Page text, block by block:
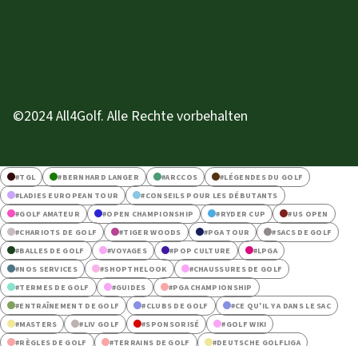
©2024 All4Golf. Alle Rechte vorbehalten
#TGL #BERNHARD LANGER #ARCCOS #LÉGENDES DU GOLF
#LADIES EUROPEAN TOUR #CONSEILS POUR LES DÉBUTANTS
#GOLF AMATEUR #OPEN CHAMPIONSHIP #RYDER CUP #US OPEN
#CHARIOTS DE GOLF #TIGER WOODS #PGA TOUR #SACS DE GOLF
#BALLES DE GOLF #VOYAGES #POP CULTURE #LPGA
#NOS SERVICES #SHOPTHELOOK #CHAUSSURES DE GOLF
#TERMES DE GOLF #GUIDES #PGA CHAMPIONSHIP
#ENTRAÎNEMENT DE GOLF #CLUBS DE GOLF #CE QU'IL Y A DANS LE SAC
#MASTERS #LIV GOLF #SPONSORISÉ #GOLF WIKI
#RÈGLES DE GOLF #TERRAINS DE GOLF #DEUTSCHE GOLFLIGA